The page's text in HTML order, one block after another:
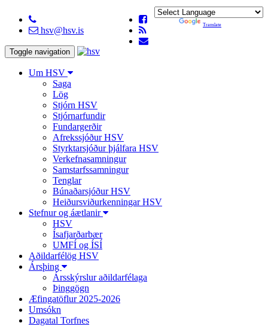
hsv@hsv.is
Translate
Toggle navigation
Um HSV
Saga
Lög
Stjórn HSV
Stjórnarfundir
Fundargerðir
Afrekssjóður HSV
Styrktarsjóður þjálfara HSV
Verkefnasamningur
Samstarfssamningur
Tenglar
Búnaðarsjóður HSV
Heiðursviðurkenningar HSV
Stefnur og áætlanir
HSV
Ísafjarðarbær
UMFÍ og ÍSÍ
Aðildarfélög HSV
Ársþing
Ársskýrslur aðildarfélaga
Þinggögn
Æfingatöflur 2025-2026
Umsókn
Dagatal Torfnes